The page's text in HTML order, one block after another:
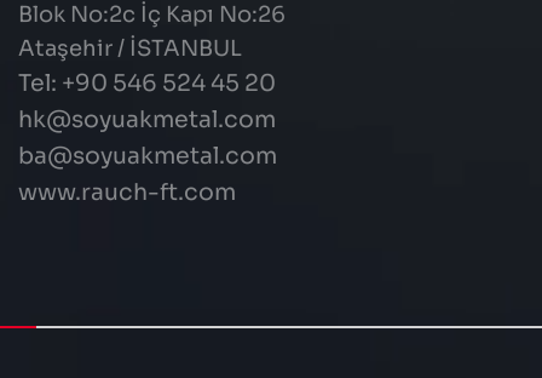
Blok No:2c İç Kapı No:26
Ataşehir / İSTANBUL
Tel: +90 546 524 45 20
hk@soyuakmetal.com
ba@soyuakmetal.com
www.rauch-ft.com